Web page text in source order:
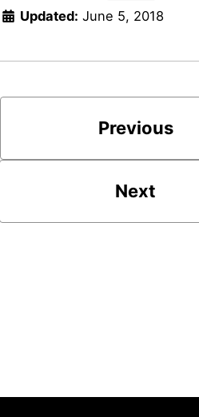
Updated: June 5, 2018
Previous
Next